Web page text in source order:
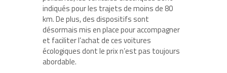
indiqués pour les trajets de moins de 80
km. De plus, des dispositifs sont
désormais mis en place pour accompagner
et faciliter l’achat de ces voitures
écologiques dont le prix n’est pas toujours
abordable.